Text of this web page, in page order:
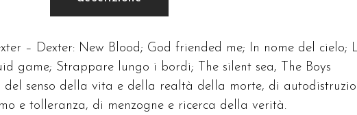
– Dexter: New Blood; God friended me; In nome del cielo;
game; Strappare lungo i bordi; The silent sea, The Boys
senso della vita e della realtà della morte, di
e tolleranza, di menzogne e ricerca della verità.